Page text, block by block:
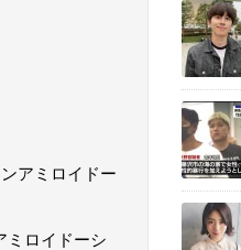
アミロイドー
ミロイドーシ